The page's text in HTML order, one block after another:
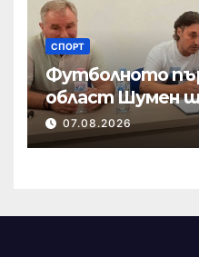
СПОРТ
Футболното
област Шумен
началото на
07.08.2026